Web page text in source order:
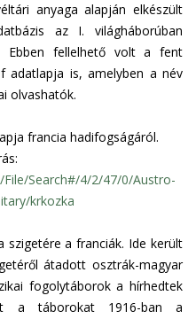
anyaga alapján elkészült
az I. világháborúban
Ebben fellelhető volt a fent
adatlapja is, amelyben a név
olvashatók.
francia hadifogságáról.
Search#/4/2/47/0/Austro-
krkozka
szigetére a franciák. Ide került
átadott osztrák-magyar
fogolytáborok a hírhedtek
a táborokat 1916-ban a